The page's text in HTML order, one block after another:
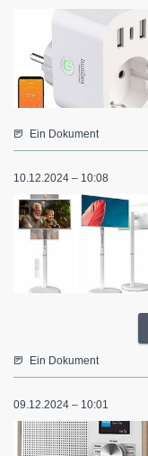
Ein Dokument
10.12.2024 – 10:08
Ein Dokument
09.12.2024 – 10:01